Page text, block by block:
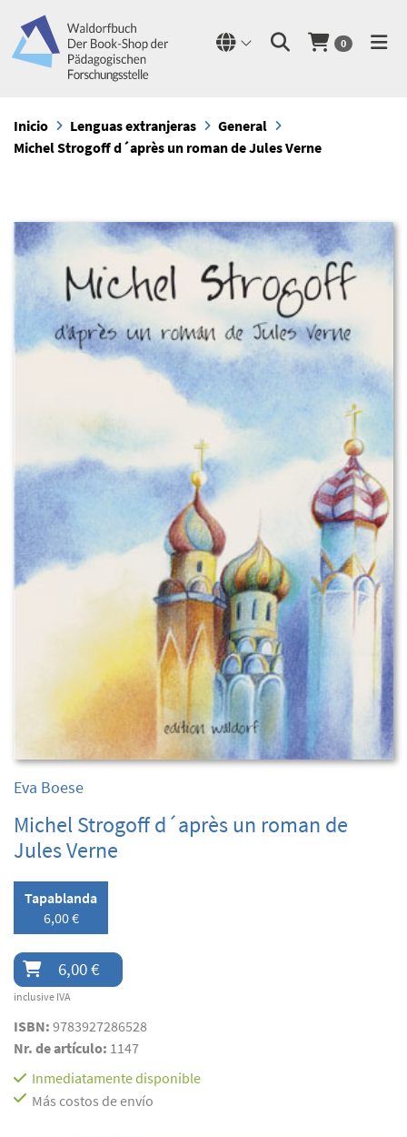
0
Inicio Lenguas extranjeras
General
Michel Strogoff d´après un roman de Jules Verne
Eva Boese
Michel Strogoff d´après un roman de
Jules Verne
Tapablanda
6,00 €
6,00 €
inclusive IVA
ISBN: 9783927286528
Nr. de artículo: 1147
Inmediatamente disponible
Más costos de envío